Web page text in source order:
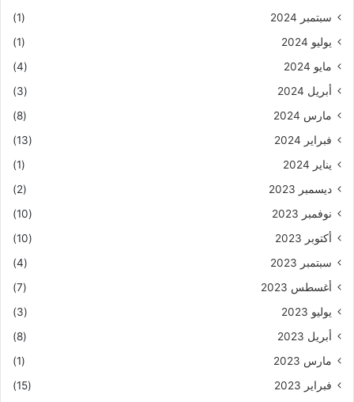
سبتمبر 2024
(1)
يوليو 2024
(1)
مايو 2024
(4)
أبريل 2024
(3)
مارس 2024
(8)
فبراير 2024
(13)
يناير 2024
(1)
ديسمبر 2023
(2)
نوفمبر 2023
(10)
أكتوبر 2023
(10)
سبتمبر 2023
(4)
أغسطس 2023
(7)
يوليو 2023
(3)
أبريل 2023
(8)
مارس 2023
(1)
فبراير 2023
(15)